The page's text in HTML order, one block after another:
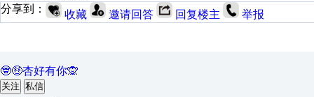
分享到：
收藏 邀请回答 回复楼主 举报
🤓🤑杏好有你🙊
关注 私信